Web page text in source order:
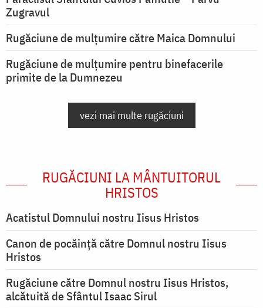
Zugravul
Rugăciune de mulţumire către Maica Domnului
Rugăciune de mulțumire pentru binefacerile
primite de la Dumnezeu
vezi mai multe rugăciuni
RUGĂCIUNI LA MÂNTUITORUL
HRISTOS
Acatistul Domnului nostru Iisus Hristos
Canon de pocăință către Domnul nostru Iisus
Hristos
Rugăciune către Domnul nostru Iisus Hristos,
alcătuită de Sfântul Isaac Sirul